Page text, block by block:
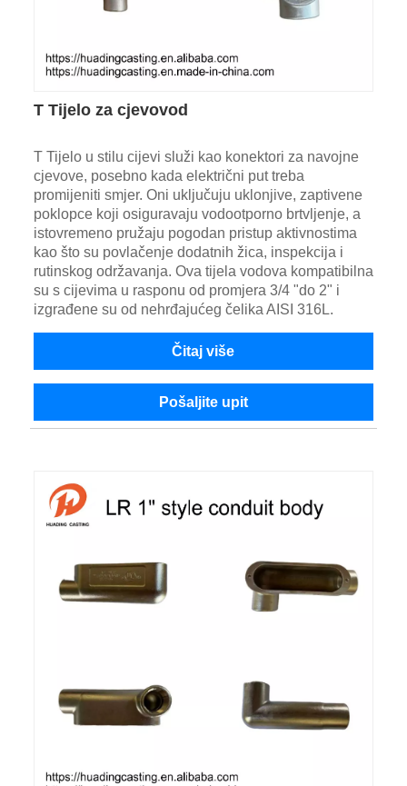
T Tijelo za cjevovod
T Tijelo u stilu cijevi služi kao konektori za navojne
cjevove, posebno kada električni put treba
promijeniti smjer. Oni uključuju uklonjive, zaptivene
poklopce koji osiguravaju vodootporno brtvljenje, a
istovremeno pružaju pogodan pristup aktivnostima
kao što su povlačenje dodatnih žica, inspekcija i
rutinskog održavanja. Ova tijela vodova kompatibilna
su s cijevima u rasponu od promjera 3/4 "do 2" i
izgrađene su od nehrđajućeg čelika AISI 316L.
Čitaj više
Pošaljite upit